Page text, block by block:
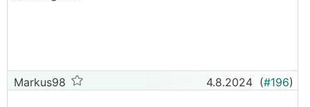
Markus98 4.8.2024 (#196)